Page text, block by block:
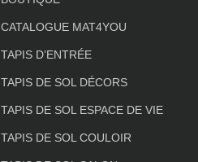
CATALOGUE MAT4YOU
TAPIS D’ENTRÉE
TAPIS DE SOL DÉCORS
TAPIS DE SOL ESPACE DE VIE
TAPIS DE SOL COULOIR